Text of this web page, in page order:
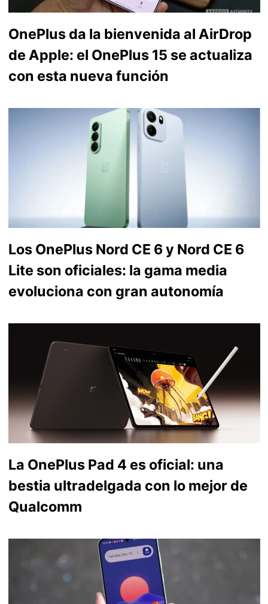
OnePlus da la bienvenida al AirDrop
de Apple: el OnePlus 15 se actualiza
con esta nueva función
Los OnePlus Nord CE 6 y Nord CE 6
Lite son oficiales: la gama media
evoluciona con gran autonomía
La OnePlus Pad 4 es oficial: una
bestia ultradelgada con lo mejor de
Qualcomm